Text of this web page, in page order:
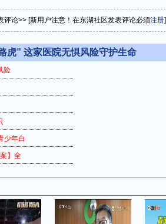
评论>> [新用户注意！在东湖社区发表评论必须注册]
虎” 这家医院无惧风险守护生命
险
少年白
】全